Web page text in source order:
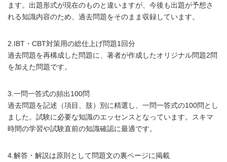
ます。出題形式が現在のものと違いますが、今後も出題が予想さ
れる知識内容のため、過去問題をそのまま収録しています。
2.IBT・CBT対策用の総仕上げ問題1回分
過去問題を再構成した問題に、著者が作成したオリジナル問題2問
を加えた問題です。
3.一問一答式の頻出100問
過去問題を記述（項目、肢）別に精選し、一問一答式の100問とし
ました。試験に必要な知識のエッセンスとなっています。スキマ
時間の学習や試験直前の知識確認に最適です。
4.解答・解説は原則として問題文の裏ページに掲載